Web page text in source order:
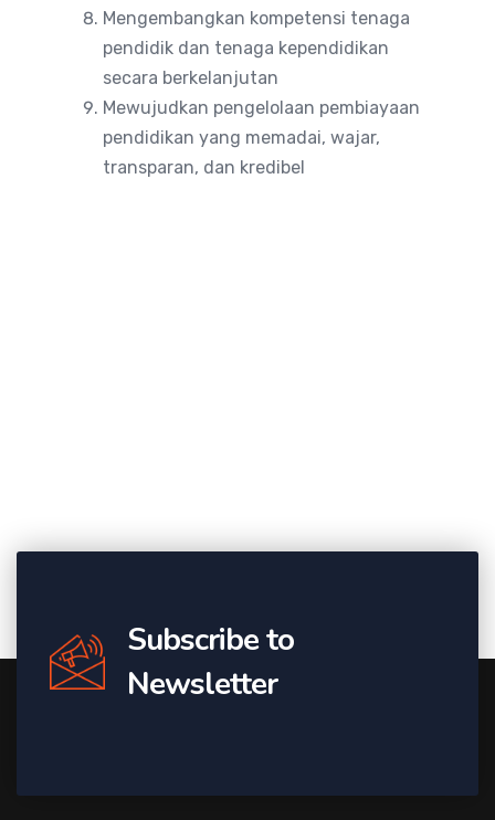
Mengembangkan kompetensi tenaga
pendidik dan tenaga kependidikan
secara berkelanjutan
Mewujudkan pengelolaan pembiayaan
pendidikan yang memadai, wajar,
transparan, dan kredibel
Subscribe to
Newsletter